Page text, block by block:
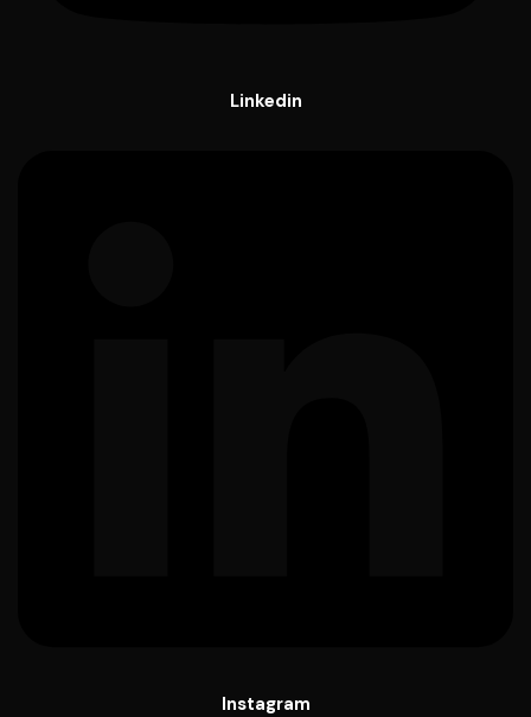
Linkedin
Instagram